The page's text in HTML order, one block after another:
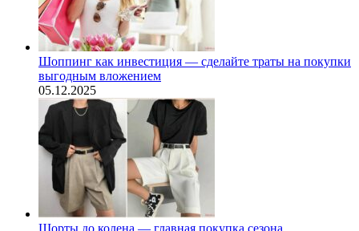
Шоппинг как инвестиция — сделайте траты на покупки
выгодным вложением
05.12.2025